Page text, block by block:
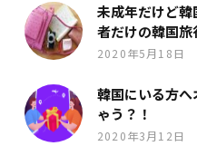
未成年だけど
者だけの韓国
2020年5月18日
韓国にいる方
ゃう？！
2020年3月12日